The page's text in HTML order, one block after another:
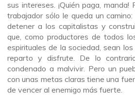
sus intereses. ¡Quién paga,
trabajador sólo le queda un
detener a los capitalistas y
que, como productores de todos
espirituales de la sociedad, sean
reparto y disfrute. De lo
condenado a malvivir. Pero un
con unas metas claras tiene una
de vencer al enemigo más fuerte.